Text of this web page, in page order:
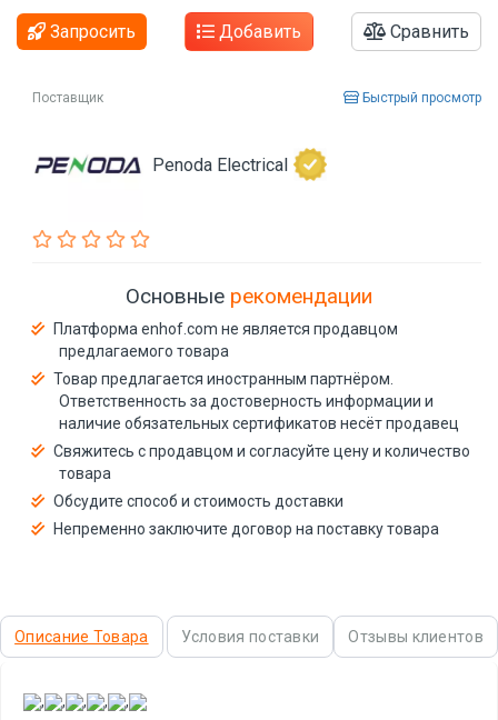
Запросить Добавить Сравнить
Поставщик Быстрый просмотр
Penoda Electrical
Основные рекомендации
Платформа enhof.com не является продавцом
предлагаемого товара
Товар предлагается иностранным партнёром.
Ответственность за достоверность информации и
наличие обязательных сертификатов несёт продавец
Свяжитесь с продавцом и согласуйте цену и количество
товара
Обсудите способ и стоимость доставки
Непременно заключите договор на поставку товара
Описание Товара Условия поставки Отзывы клиентов
, , , , ,